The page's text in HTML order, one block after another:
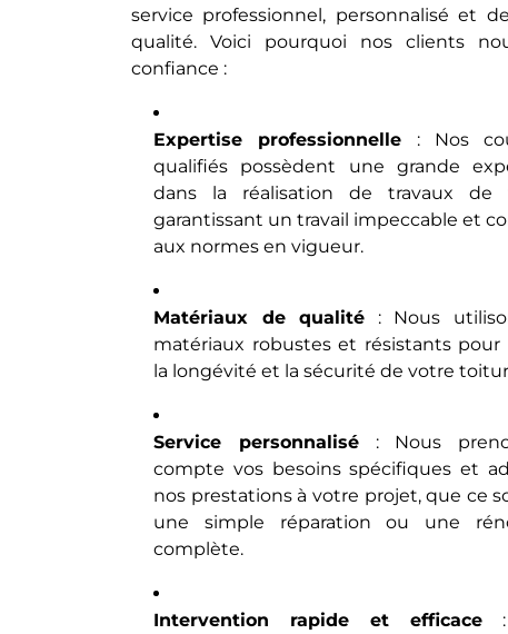
service professionnel, personnalisé et
qualité. Voici pourquoi nos clients
confiance :
Expertise professionnelle : Nos
qualifiés possèdent une grande
dans la réalisation de travaux de
garantissant un travail impeccable et
aux normes en vigueur.
Matériaux de qualité : Nous
matériaux robustes et résistants pour
la longévité et la sécurité de votre
Service personnalisé: Nous
compte vos besoins spécifiques et
nos prestations à votre projet, que ce
une simple réparation ou une
complète.
Intervention rapide et efficace :